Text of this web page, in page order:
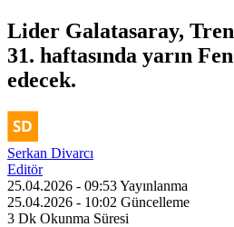
Lider Galatasaray,
31. haftasında yarın
edecek.
Serkan Divarcı
Editör
25.04.2026 - 09:53Yayınlanma
25.04.2026 - 10:02 Güncelleme
3 Dk Okunma Süresi